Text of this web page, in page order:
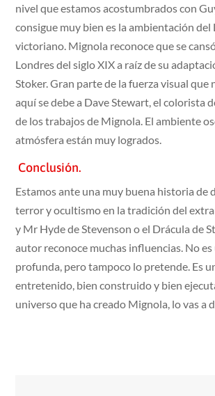
nivel que estamos acostumbrados con
consigue muy bien es la ambientación del
victoriano. Mignola reconoce que se
Londres del siglo XIX a raíz de su
Stoker. Gran parte de la fuerza visual que
aquí se debe a Dave Stewart, el colorista
de los trabajos de Mignola. El ambiente
atmósfera están muy logrados.
Conclusión.
Estamos ante una muy buena historia de
terror y ocultismo en la tradición del
y Mr Hyde de Stevenson o el Drácula de
autor reconoce muchas influencias. No
profunda, pero tampoco lo pretende. Es
entretenido, bien construido y bien
universo que ha creado Mignola, lo vas a